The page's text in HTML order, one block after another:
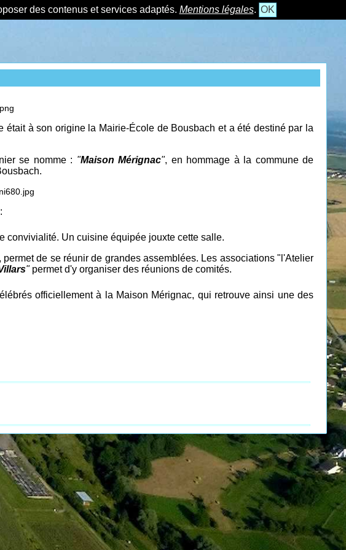
des contenus et services adaptés. Mentions légales. OK
à son origine la Mairie-École de Bousbach et a été destiné par la
se nomme : "Maison Mérignac", en hommage à la commune de
Un cuisine équipée jouxte cette salle.
permet de se réunir de grandes assemblées. Les associations "l'Atelier
"permet d'y organiser des réunions de comités.
officiellement à la Maison Mérignac, qui retrouve ainsi une des